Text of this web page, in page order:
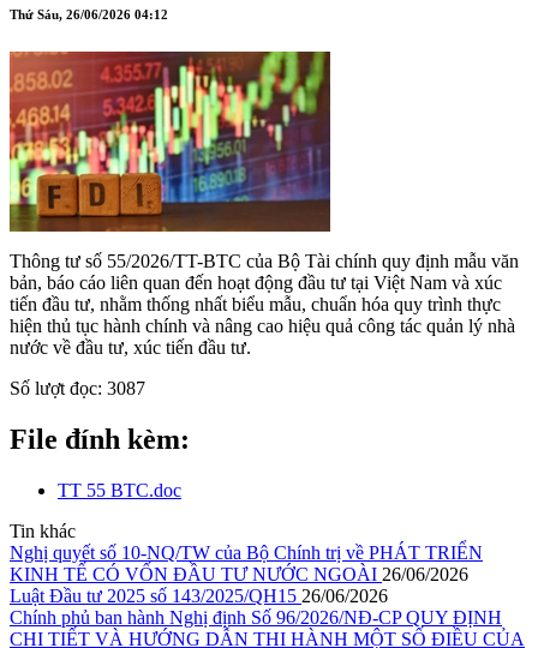
Thứ Sáu, 26/06/2026 04:12
Thông tư số 55/2026/TT-BTC của Bộ Tài chính quy định mẫu văn
bản, báo cáo liên quan đến hoạt động đầu tư tại Việt Nam và xúc
tiến đầu tư, nhằm thống nhất biểu mẫu, chuẩn hóa quy trình thực
hiện thủ tục hành chính và nâng cao hiệu quả công tác quản lý nhà
nước về đầu tư, xúc tiến đầu tư.
Số lượt đọc: 3087
File đính kèm:
TT 55 BTC.doc
Tin khác
Nghị quyết số 10-NQ/TW của Bộ Chính trị về PHÁT TRIỂN
KINH TẾ CÓ VỐN ĐẦU TƯ NƯỚC NGOÀI 26/06/2026
Luật Đầu tư 2025 số 143/2025/QH15 26/06/2026
Chính phủ ban hành Nghị định Số 96/2026/NĐ-CP QUY ĐỊNH
CHI TIẾT VÀ HƯỚNG DẪN THI HÀNH MỘT SỐ ĐIỀU CỦA